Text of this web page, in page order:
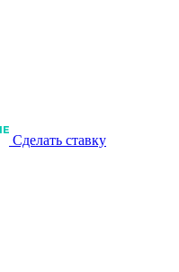
Сделать ставку